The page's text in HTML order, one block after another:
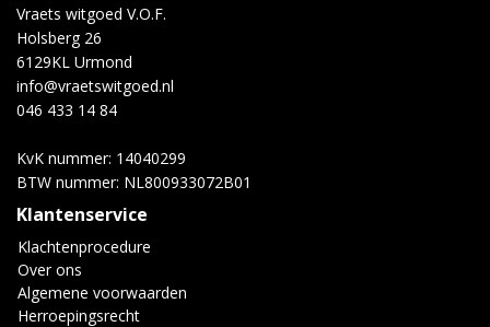
Vraets witgoed V.O.F.
Holsberg 26
6129KL Urmond
info@vraetswitgoed.nl
046 433 14 84
KvK nummer: 14040299
BTW nummer: NL800933072B01
Klantenservice
Klachtenprocedure
Over ons
Algemene voorwaarden
Herroepingsrecht